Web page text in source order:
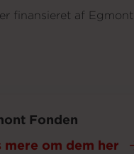
finansieret af
Fonden
mere om dem her